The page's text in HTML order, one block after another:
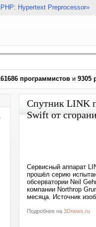
Hypertext Preprocessor»
программистов и 9305
Спутник LINK
Swift от
Сервисный аппарат
прошёл серию
обсерватории Neil
компании Northrop
месяца. Источник
Подробнее на 3Dnews.ru